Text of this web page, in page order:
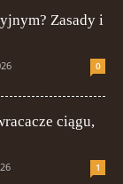
Zasady i
0
ciągu,
1